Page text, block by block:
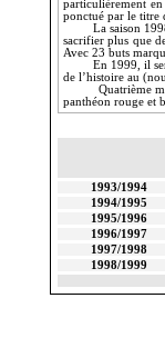
particulièrement
ponctué par le titre
La saison
sacrifier plus que
Avec 23 buts
En 1999, il
de l’histoire au
Quatrième
panthéon rouge et
1993/1994
1994/1995
1995/1996
1996/1997
1997/1998
1998/1999